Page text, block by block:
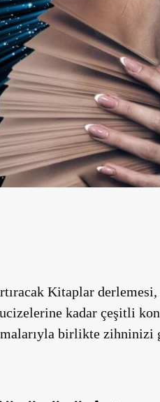
Kitaplar
kadar çeşitli
birlikte